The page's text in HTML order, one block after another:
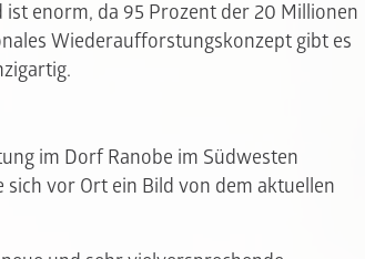
enorm, da 95 Prozent der 20 Millionen
Wiederaufforstungskonzept gibt es
im Dorf Ranobe im Südwesten
vor Ort ein Bild von dem aktuellen